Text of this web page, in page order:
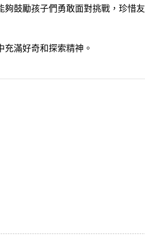
鼓勵孩子們勇敢面對挑戰，珍惜友
滿好奇和探索精神。